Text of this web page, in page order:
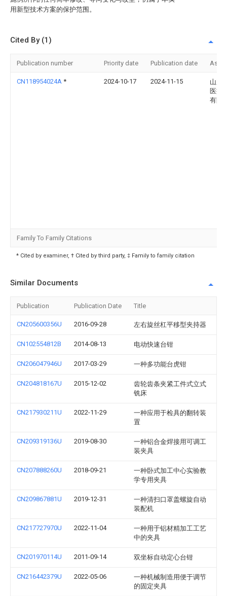
用新型技术方案的保护范围。
Cited By (1)
Publication number Priority date Publication date
CN118954024A * 2024-10-17 2024-11-15
山东
医疗
有限
Family To Family Citations
* Cited by examiner, † Cited by third party, ‡ Family to family citation
Similar Documents
Publication Publication Date Title
CN205600356U 2016-09-28 左右旋丝杠平移型夹持器
CN102554812B 2014-08-13 电动快速台钳
CN206047946U 2017-03-29 一种多功能台虎钳
CN204818167U 2015-12-02
齿轮齿条夹紧工件式立式
铣床
CN217930211U 2022-11-29
一种应用于检具的翻转装
置
CN209319136U 2019-08-30
一种铝合金焊接用可调工
装夹具
CN207888260U 2018-09-21
一种卧式加工中心实验教
学专用夹具
CN209867881U 2019-12-31
一种清扫口罩盖螺旋自动
装配机
CN217727970U 2022-11-04
一种用于铝材精加工工艺
中的夹具
CN201970114U 2011-09-14 双坐标自动定心台钳
CN216442379U 2022-05-06
一种机械制造用便于调节
的固定夹具